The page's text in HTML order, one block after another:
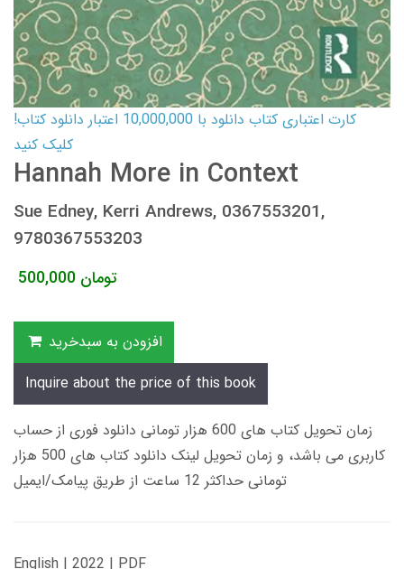
کارت اعتباری کتاب دانلود با 10,000,000 اعتبار دانلود کتاب!
کلیک کنید
Hannah More in Context
Sue Edney, Kerri Andrews, 0367553201,
9780367553203
500,000 تومان
افزودن به سبدخرید
Inquire about the price of this book
زمان تحویل کتاب های 600 هزار تومانی دانلود فوری از حساب
کاربری می باشد، و زمان تحویل لینک دانلود کتاب های 500 هزار
تومانی حداکثر 12 ساعت از طریق پیامک/ایمیل
English | 2022 | PDF